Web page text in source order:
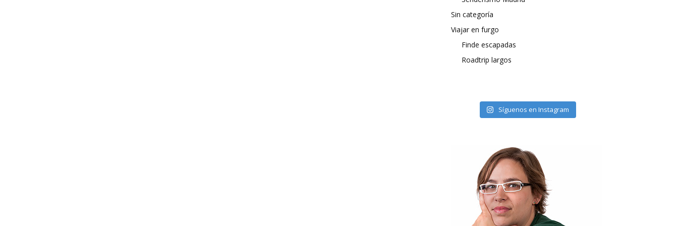
Sin categoría
Viajar en furgo
Finde escapadas
Roadtrip largos
Síguenos en Instagram